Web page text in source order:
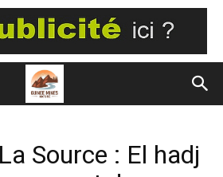
Source : El hadj